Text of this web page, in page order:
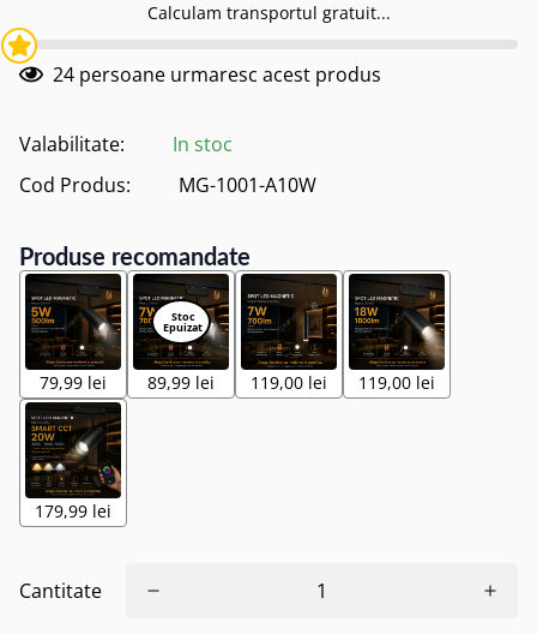
Calculam transportul gratuit...
24 persoane urmaresc acest produs
Valabilitate:
In stoc
Cod Produs:
MG-1001-A10W
Produse recomandate
79,99 lei 89,99 lei 119,00 lei 119,00 lei
179,99 lei
Cantitate